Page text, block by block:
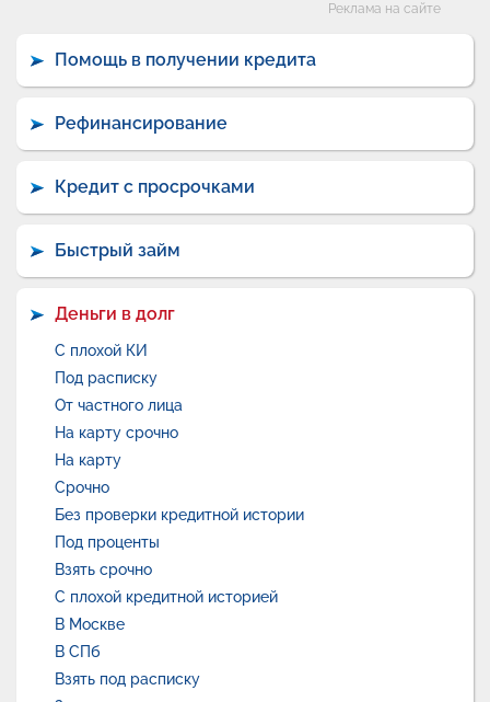
Реклама на сайте
Помощь в получении кредита
Рефинансирование
Кредит с просрочками
Быстрый займ
Деньги в долг
С плохой КИ
Под расписку
От частного лица
На карту срочно
На карту
Срочно
Без проверки кредитной истории
Под проценты
Взять срочно
С плохой кредитной историей
В Москве
В СПб
Взять под расписку